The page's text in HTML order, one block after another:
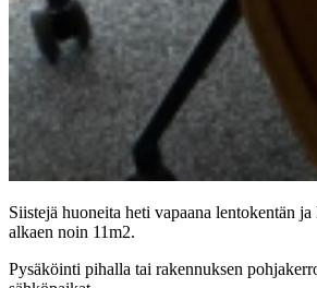
Siistejä huoneita heti vapaana lentokentän
alkaen noin 11m2.
Pysäköinti pihalla tai rakennuksen